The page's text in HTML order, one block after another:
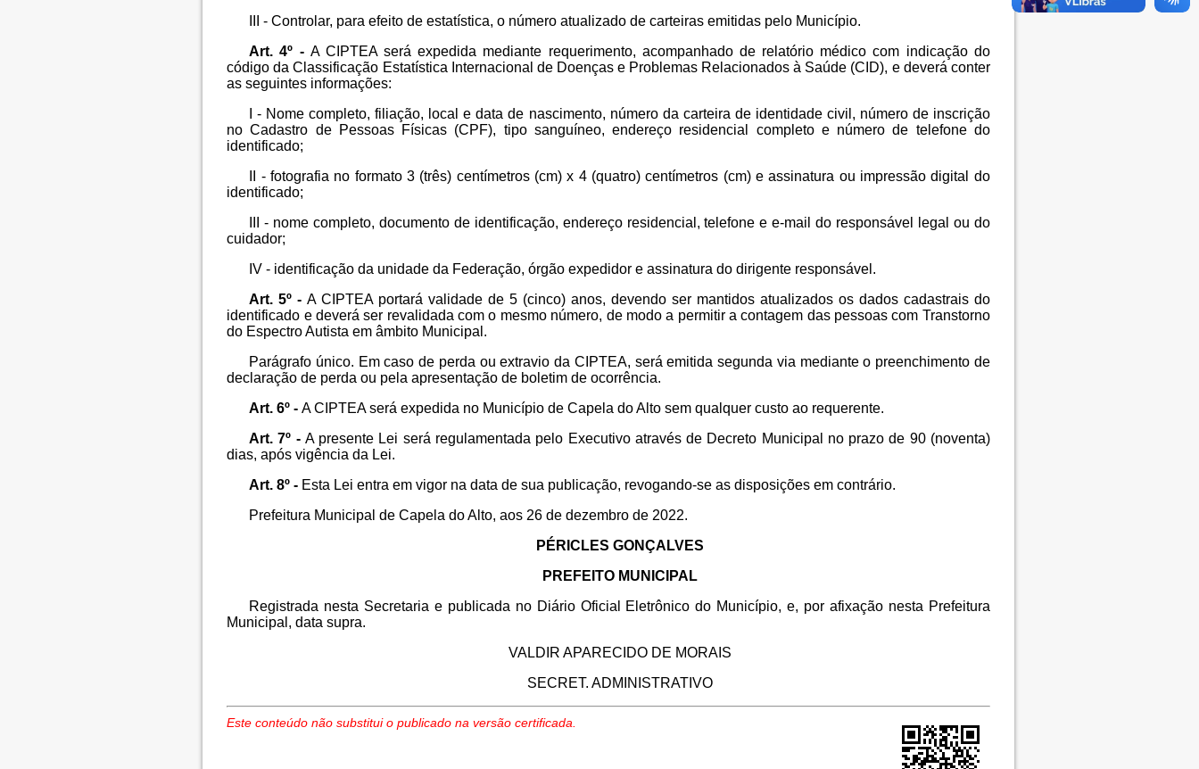
III - Controlar, para efeito de estatística, o número atualizado de carteiras emitidas pelo Município.
Art. 4º - A CIPTEA será expedida mediante requerimento, acompanhado de relatório médico com indicação do
código da Classificação Estatística Internacional de Doenças e Problemas Relacionados à Saúde (CID), e deverá conter
as seguintes informações:
I - Nome completo, filiação, local e data de nascimento, número da carteira de identidade civil, número de inscrição
no Cadastro de Pessoas Físicas (CPF), tipo sanguíneo, endereço residencial completo e número de telefone do
identificado;
II - fotografia no formato 3 (três) centímetros (cm) x 4 (quatro) centímetros (cm) e assinatura ou impressão digital do
identificado;
III - nome completo, documento de identificação, endereço residencial, telefone e e-mail do responsável legal ou do
cuidador;
IV - identificação da unidade da Federação, órgão expedidor e assinatura do dirigente responsável.
Art. 5º -A CIPTEA portará validade de 5 (cinco) anos, devendo ser mantidos atualizados os dados cadastrais do
identificado e deverá ser revalidada com o mesmo número, de modo a permitir a contagem das pessoas com Transtorno
do Espectro Autista em âmbito Municipal.
Parágrafo único. Em caso de perda ou extravio da CIPTEA, será emitida segunda via mediante o preenchimento de
declaração de perda ou pela apresentação de boletim de ocorrência.
Art. 6º -A CIPTEA será expedida no Município de Capela do Alto sem qualquer custo ao requerente.
Art. 7º - A presente Lei será regulamentada pelo Executivo através de Decreto Municipal no prazo de 90 (noventa)
dias, após vigência da Lei.
Art. 8º - Esta Lei entra em vigor na data de sua publicação, revogando-se as disposições em contrário.
Prefeitura Municipal de Capela do Alto, aos 26 de dezembro de 2022.
PÉRICLES GONÇALVES
PREFEITO MUNICIPAL
Registrada nesta Secretaria e publicada no Diário Oficial Eletrônico do Município, e, por afixação nesta Prefeitura
Municipal, data supra.
VALDIR APARECIDO DE MORAIS
SECRET. ADMINISTRATIVO
Este conteúdo não substitui o publicado na versão certificada.